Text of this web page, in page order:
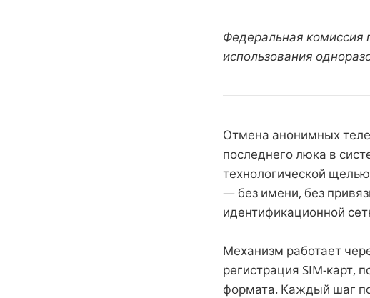
Федеральная комиссия
использования
Отмена анонимных
последнего люка в
технологической
— без имени, без
идентификационной
Механизм работает
регистрация SIM-карт,
формата. Каждый шаг